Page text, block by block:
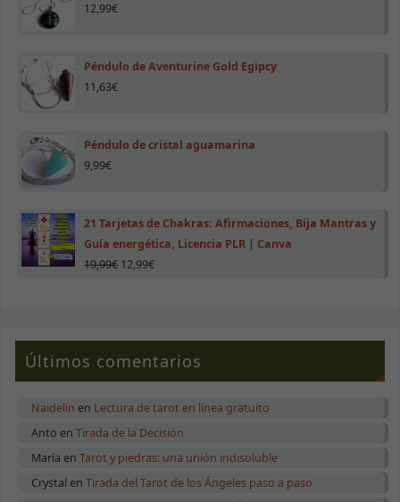
12,99€
Péndulo de Aventurine Gold Egipcy
11,63€
Péndulo de cristal aguamarina
9,99€
21 Tarjetas de Chakras: Afirmaciones, Bija Mantras y
Guía energética, Licencia PLR | Canva
19,99€ 12,99€
Últimos comentarios
Naidelin en Lectura de tarot en línea gratuito
Anto enTirada de la Decisión
María enTarot y piedras: una unión indisoluble
Crystal enTirada del Tarot de los Ángeles paso a paso